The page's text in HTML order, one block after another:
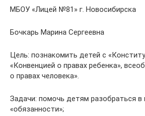
МБОУ «Лицей №81» г. Новосибирска
Бочкарь Марина Сергеевна
Цель: познакомить детей с
«Конвенцией о правах ребенка»,
о правах человека».
Задачи: помочь детям разобраться в
«обязанности»;